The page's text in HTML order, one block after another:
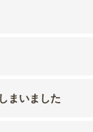
まいました